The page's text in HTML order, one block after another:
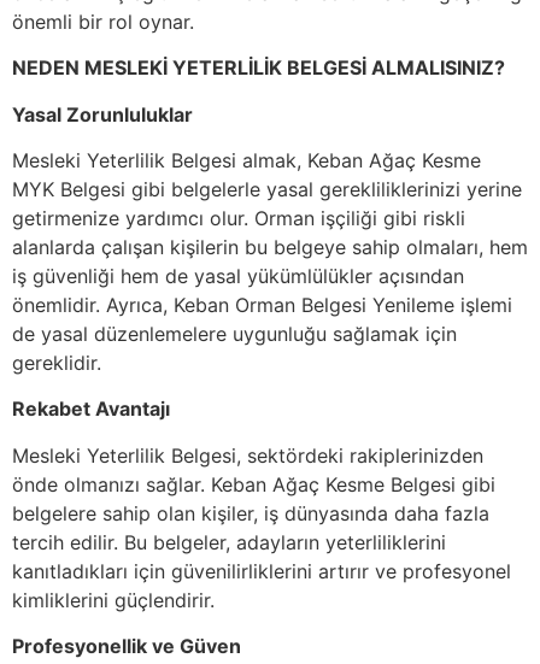
önemli bir rol oynar.
NEDEN MESLEKİ YETERLİLİK BELGESİ ALMALISINIZ?
Yasal Zorunluluklar
Mesleki Yeterlilik Belgesi almak, Keban Ağaç Kesme
MYK Belgesi gibi belgelerle yasal gerekliliklerinizi yerine
getirmenize yardımcı olur. Orman işçiliği gibi riskli
alanlarda çalışan kişilerin bu belgeye sahip olmaları, hem
iş güvenliği hem de yasal yükümlülükler açısından
önemlidir. Ayrıca, Keban Orman Belgesi Yenileme işlemi
de yasal düzenlemelere uygunluğu sağlamak için
gereklidir.
Rekabet Avantajı
Mesleki Yeterlilik Belgesi, sektördeki rakiplerinizden
önde olmanızı sağlar. Keban Ağaç Kesme Belgesi gibi
belgelere sahip olan kişiler, iş dünyasında daha fazla
tercih edilir. Bu belgeler, adayların yeterliliklerini
kanıtladıkları için güvenilirliklerini artırır ve profesyonel
kimliklerini güçlendirir.
Profesyonellik ve Güven